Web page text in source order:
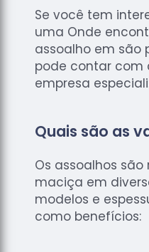
de
Madeiras
Raspagens
de Pisos
Tacos de
Se você tem
uma Onde
assoalho em são
pode contar com
empresa
Quais são as
Os assoalhos
maciça em
modelos e
como benefícios: